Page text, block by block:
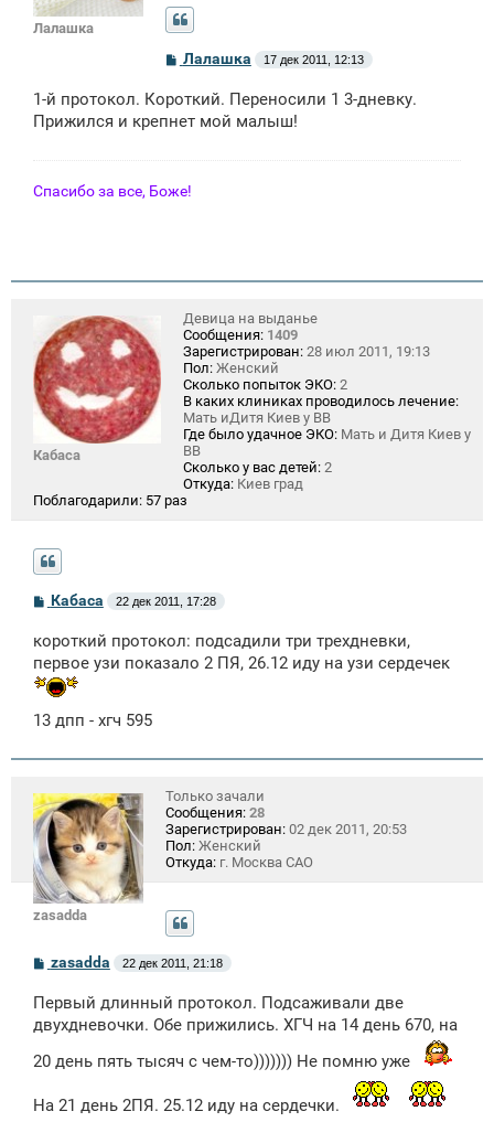
Лалашка
С
б
щ
Лалашка 17 дек 2011, 12:13
1-й протокол. Короткий. Переносили 1 3-дневку.
Прижился и крепнет мой малыш!
Спасибо за все, Боже!
Кабаса
Девица на выданье
Сообщения: 1409
Зарегистрирован: 28 июл 2011, 19:13
Пол: Женский
Сколько попыток ЭКО: 2
В каких клиниках проводилось лечение:
Мать иДитя Киев у ВВ
Где было удачное ЭКО: Мать и Дитя Киев у
ВВ
Сколько у вас детей: 2
Откуда: Киев град
Поблагодарили: 57 раз
С
б
щ
е
н
е
Кабаса 22 дек 2011, 17:28
короткий протокол: подсадили три трехдневки,
первое узи показало 2 ПЯ, 26.12 иду на узи сердечек
13 дпп - хгч 595
zasadda
Только зачали
Сообщения: 28
Зарегистрирован: 02 дек 2011, 20:53
Пол: Женский
Откуда: г. Москва САО
С
б
щ
н
и
zasadda 22 дек 2011, 21:18
Первый длинный протокол. Подсаживали две
двухдневочки. Обе прижились. ХГЧ на 14 день 670, на
20 день пять тысяч с чем-то))))))) Не помню уже
На 21 день 2ПЯ. 25.12 иду на сердечки.